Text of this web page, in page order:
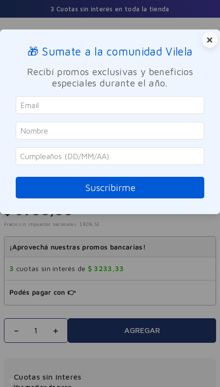
3 Cuotas sin interés en toda la tienda
Buscar
Cuidado Personal Cuidado del Cabello Acondicionador
Capilatis
Acondicionador Brillo 420ml
$ 9700,00
Precio sin impuestos nacionales: $ 8016 , 53
¡Aprovechá nuestras promos bancarias!
3 cuotas sin interés de $ 3233 ,33
Podés pagar con 👉
＋
－ AGREGAR
Cuotas sin interés
×
🎁 Sumate a la comunidad Vilela
Recibí promos exclusivas y beneficios
especiales durante el año.
Suscribirme